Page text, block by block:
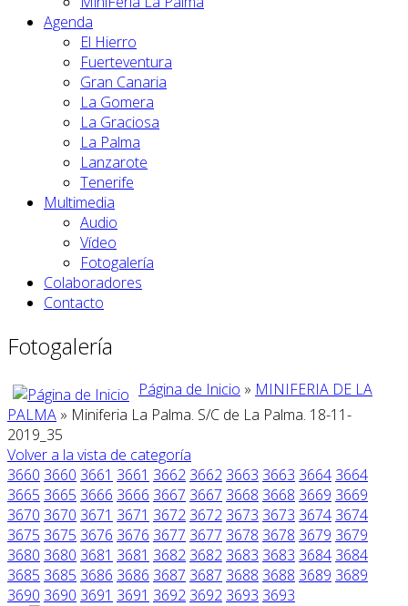
Agenda
El Hierro
Fuerteventura
Gran Canaria
La Gomera
La Graciosa
La Palma
Lanzarote
Tenerife
Multimedia
Audio
Vídeo
Fotogalería
Colaboradores
Contacto
Fotogalería
Página de Inicio » MINIFERIA DE LA
PALMA » Miniferia La Palma. S/C de La Palma. 18-11-
2019_35
Volver a la vista de categoría
3660 3660 3661 3661 3662 3662 3663 3663 3664 3664
3665 3665 3666 3666 3667 3667 3668 3668 3669 3669
3670 3670 3671 3671 3672 3672 3673 3673 3674 3674
3675 3675 3676 3676 3677 3677 3678 3678 3679 3679
3680 3680 3681 3681 3682 3682 3683 3683 3684 3684
3685 3685 3686 3686 3687 3687 3688 3688 3689 3689
3690 3690 3691 3691 3692 3692 3693 3693